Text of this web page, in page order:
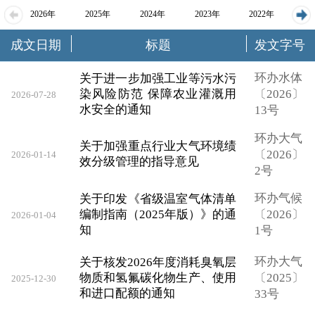
2026年 2025年 2024年 2023年 2022年
2021年 2019年
成文日期 标题 发文字号
2026-07-28
关于进一步加强工业等污水污
染风险防范 保障农业灌溉用
水安全的通知
环办水体
〔2026〕
13号
2026-01-14
关于加强重点行业大气环境绩
效分级管理的指导意见
环办大气
〔2026〕
2号
2026-01-04
关于印发《省级温室气体清单
编制指南（2025年版）》的通
知
环办气候
〔2026〕
1号
2025-12-30
关于核发2026年度消耗臭氧层
物质和氢氟碳化物生产、使用
和进口配额的通知
环办大气
〔2025〕
33号